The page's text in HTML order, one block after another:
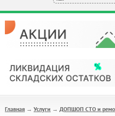
Главная → Услуги → ДОПШОП СТО и